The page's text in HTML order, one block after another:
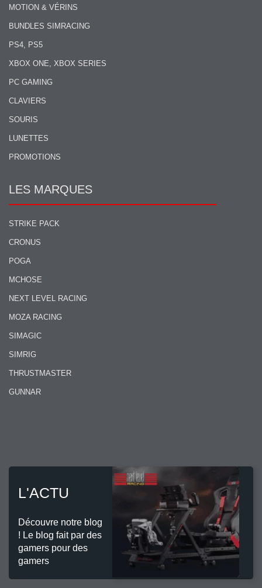
MOTION & VÉRINS
BUNDLES SIMRACING
PS4, PS5
XBOX ONE, XBOX SERIES
PC GAMING
CLAVIERS
SOURIS
LUNETTES
PROMOTIONS
LES MARQUES
STRIKE PACK
CRONUS
POGA
MCHOSE
NEXT LEVEL RACING
MOZA RACING
SIMAGIC
SIMRIG
THRUSTMASTER
GUNNAR
L'ACTU
Découvre notre blog
! Le blog fait par des
gamers pour des
gamers